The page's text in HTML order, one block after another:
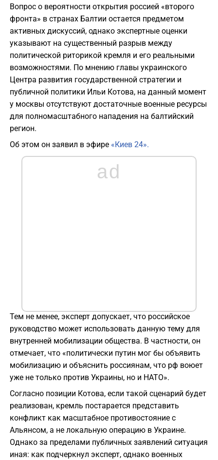
Вопрос о вероятности открытия россией «второго
фронта» в странах Балтии остается предметом
активных дискуссий, однако экспертные оценки
указывают на существенный разрыв между
политической риторикой кремля и его реальными
возможностями. ​По мнению главы украинского
Центра развития государственной стратегии и
публичной политики Ильи Котова, на данный момент
у москвы отсутствуют достаточные военные ресурсы
для полномасштабного нападения на балтийский
регион.
Об этом он заявил в эфире «Киев 24».
ad
Тем не менее, эксперт допускает, что российское
руководство может использовать данную тему для
внутренней мобилизации общества. В частности, он
отмечает, что «политически путин мог бы объявить
мобилизацию и объяснить россиянам, что рф воюет
уже не только против Украины, но и НАТО».
​Согласно позиции Котова, если такой сценарий будет
реализован, кремль постарается представить
конфликт как масштабное противостояние с
Альянсом, а не локальную операцию в Украине.
Однако за пределами публичных заявлений ситуация
иная: как подчеркнул эксперт, однако военных